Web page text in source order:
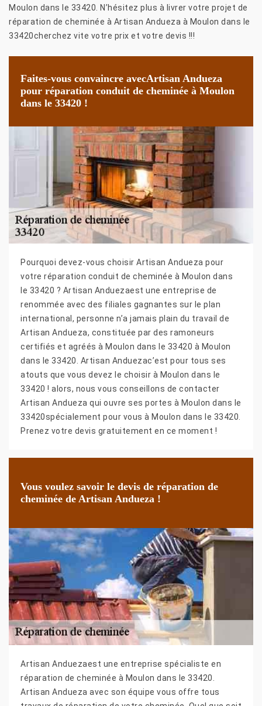
Moulon dans le 33420. N’hésitez plus à livrer votre projet de
réparation de cheminée à Artisan Andueza à Moulon dans le
33420cherchez vite votre prix et votre devis !!!
Faites-vous convaincre avecArtisan Andueza
pour réparation conduit de cheminée à Moulon
dans le 33420 !
Pourquoi devez-vous choisir Artisan Andueza pour
votre réparation conduit de cheminée à Moulon dans
le 33420 ? Artisan Anduezaest une entreprise de
renommée avec des filiales gagnantes sur le plan
international, personne n’a jamais plain du travail de
Artisan Andueza, constituée par des ramoneurs
certifiés et agréés à Moulon dans le 33420 à Moulon
dans le 33420. Artisan Anduezac’est pour tous ses
atouts que vous devez le choisir à Moulon dans le
33420 ! alors, nous vous conseillons de contacter
Artisan Andueza qui ouvre ses portes à Moulon dans le
33420spécialement pour vous à Moulon dans le 33420.
Prenez votre devis gratuitement en ce moment !
Vous voulez savoir le devis de réparation de
cheminée de Artisan Andueza !
Artisan Anduezaest une entreprise spécialiste en
réparation de cheminée à Moulon dans le 33420.
Artisan Andueza avec son équipe vous offre tous